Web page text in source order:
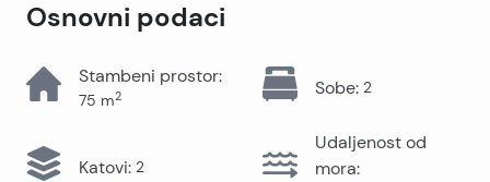
Osnovni podaci
Stambeni prostor:
75 m2 Sobe: 2
Katovi: 2
Udaljenost od
mora: